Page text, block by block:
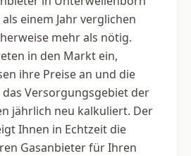
einem Jahr verglichen
mehr als nötig.
in den Markt ein,
ihre Preise an und die
Versorgungsgebiet der
jährlich neu kalkuliert. Der
Ihnen in Echtzeit die
Gasanbieter für Ihren